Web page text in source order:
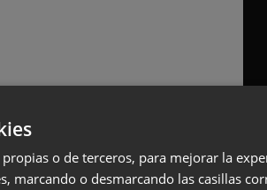
o de terceros, para mejorar la
marcando o desmarcando las casillas